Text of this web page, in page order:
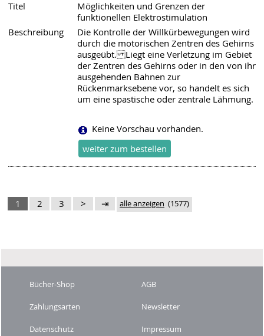
Titel
Möglichkeiten und Grenzen der
funktionellen Elektrostimulation
Beschreibung
Die Kontrolle der Willkürbewegungen wird
durch die motorischen Zentren des Gehirns
ausgeübt. Liegt eine Verletzung im Gebiet
der Zentren des Gehirns oder in den von ihr
ausgehenden Bahnen zur
Rückenmarksebene vor, so handelt es sich
um eine spastische oder zentrale Lähmung.
Keine Vorschau vorhanden.
1 2 3 > ⇥ alle anzeigen (1577)
Bücher-Shop AGB
Zahlungsarten Newsletter
Datenschutz Impressum